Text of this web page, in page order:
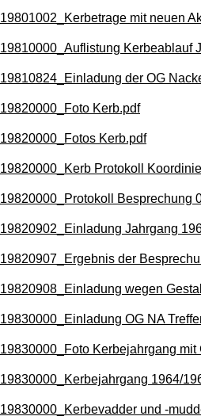
19801002_Kerbetrage mit neuen
19810000_Auflistung Kerbeablauf
19810824_Einladung der OG
19820000_Foto Kerb.pdf
19820000_Fotos Kerb.pdf
19820000_Kerb Protokoll
19820000_Protokoll Besprechung
19820902_Einladung Jahrgang
19820907_Ergebnis der
19820908_Einladung wegen
19830000_Einladung OG NA
19830000_Foto Kerbejahrgang mit
19830000_Kerbejahrgang 1964/
19830000_Kerbevadder und -